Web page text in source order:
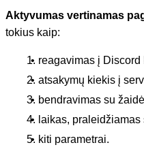
Aktyvumas vertinamas
tokius kaip:
reagavimas į Discord
atsakymų kiekis į
bendravimas su
laikas, praleidžiamas
kiti parametrai.